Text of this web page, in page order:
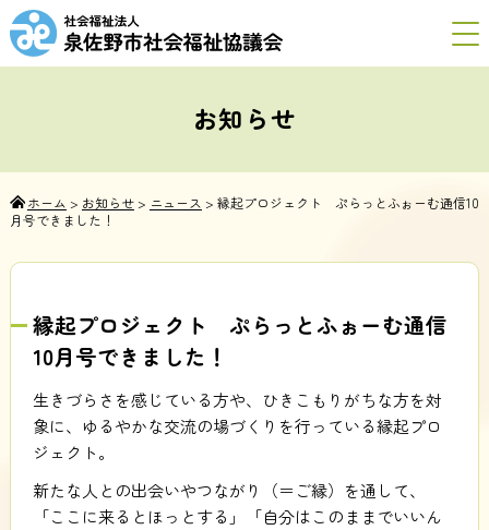
お知らせ
ホーム > お知らせ> ニュース > 縁起プロジェクト ぷらっとふぉーむ通信10
月号できました！
縁起プロジェクト ぷらっとふぉーむ通信
10月号できました！
生きづらさを感じている方や、ひきこもりがちな方を対
象に、ゆるやかな交流の場づくりを行っている縁起プロ
ジェクト。
新たな人との出会いやつながり（＝ご縁）を通して、
「ここに来るとほっとする」「自分はこのままでいいん